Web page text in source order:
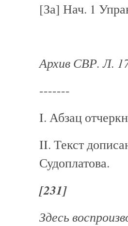
[За] Нач. 1
Архив СВР. Л.
-------
I. Абзац
II. Текст
Судоплатова.
[231]
Здесь